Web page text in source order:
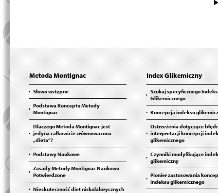
Metoda Montignac
Słowo wstępne
Podstawa Konceptu Metody
Montignac
Dlaczego Metoda Montignac jest
jedyna całkowicie zrównowazona
„dieta”?
Podstawy Naukowe
Zasady Metody Montignac Naukowo
Potwierdzone
Nieskuteczność diet niskolalorycznych
Index Glikemiczny
Szukaj specyficznego
Glikemicznego
Koncepcja indeksu
Ostrzeżenia dotyczące
interpretacji koncepcji
glikemicznego
Czynniki modyfikujące
glikemiczny
Pionier zastosowania
indeksu glikemicznego